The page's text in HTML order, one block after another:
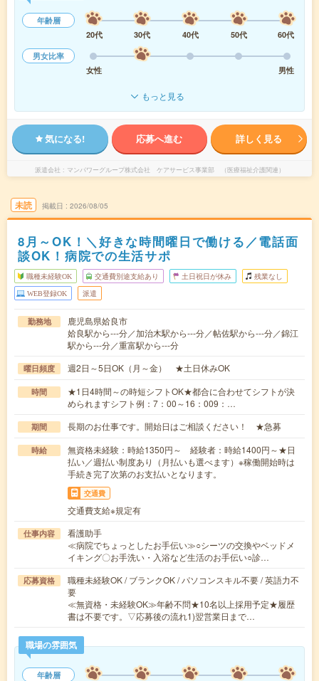
年齢層
20代
30代 40代 50代
60代
男女比率
女性
男性
もっと見る
気になる! 応募へ進む 詳しく見る
派遣会社 マンパワーグループ株式会社 ケアサービス事業部 （医療福祉介護関連）
未読 掲載日 2026/08/05
8月～OK！＼好きな時間曜日で働ける／電話面
談OK！病院での生活サポ
職種未経験OK 交通費別途支給あり 土日祝日が休み 残業なし
WEB登録OK 派遣
勤務地
鹿児島県姶良市
姶良駅から---分／加治木駅から---分／帖佐駅から---分／錦江
駅から---分／重富駅から---分
曜日頻度 週2日～5日OK（月～金） ★土日休みOK
時間
★1日4時間～の時短シフトOK★都合に合わせてシフトが決
められますシフト例：7：00～16：009：…
期間 長期のお仕事です。開始日はご相談ください！ ★急募
時給
無資格未経験：時給1350円～ 経験者：時給1400円～★日
払い／週払い制度あり（月払いも選べます）※稼働開始時は
手続き完了次第のお支払いとなります。
交通費
交通費支給※規定有
仕事内容
看護助手
≪病院でちょっとしたお手伝い≫○シーツの交換やベッドメ
イキング〇お手洗い・入浴など生活のお手伝い○診…
応募資格
職種未経験OK / ブランクOK / パソコンスキル不要 / 英語力不
要
≪無資格・未経験OK≫年齢不問★10名以上採用予定★履歴
書は不要です。▽応募後の流れ1)翌営業日まで…
職場の雰囲気
年齢層